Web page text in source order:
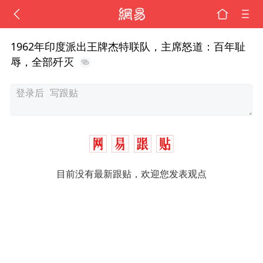
1962年印度派出王牌杰特联队，主席怒道：百年耻
辱，全部歼灭
目前没有最新跟贴，欢迎您发表观点